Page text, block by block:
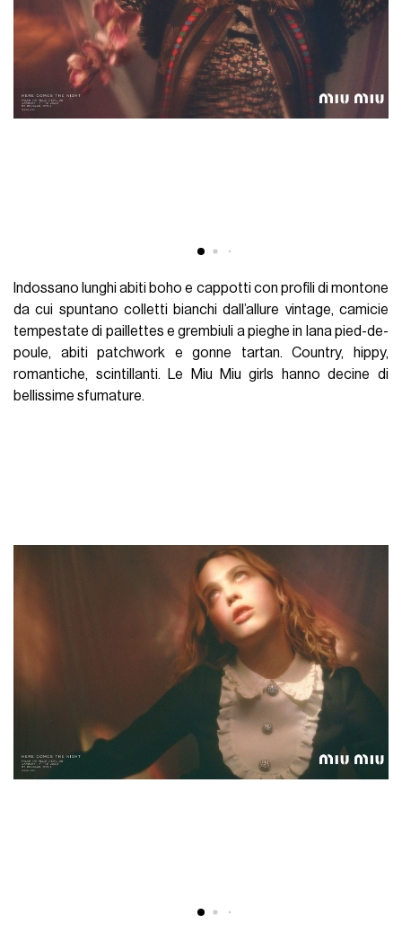
Indossano lunghi abiti boho e cappotti con profili di montone
da cui spuntano colletti bianchi dall’allure vintage, camicie
tempestate di paillettes e grembiuli a pieghe in lana pied-de-
poule, abiti patchwork e gonne tartan. Country, hippy,
romantiche, scintillanti. Le Miu Miu girls hanno decine di
bellissime sfumature.